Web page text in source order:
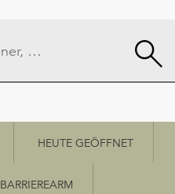
HEUTE GEÖFFNET
BARRIEREARM